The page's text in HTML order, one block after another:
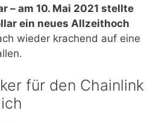
– am 10. Mai 2021 stellte
ein neues Allzeithoch
wieder krachend auf eine
für den Chainlink